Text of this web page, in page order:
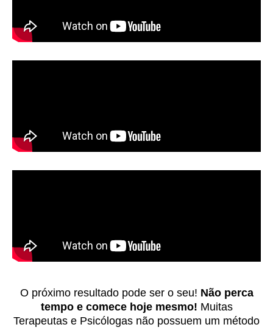
O próximo resultado pode ser o seu! Não perca
tempo e comece hoje mesmo! Muitas
Terapeutas e Psicólogas não possuem um método